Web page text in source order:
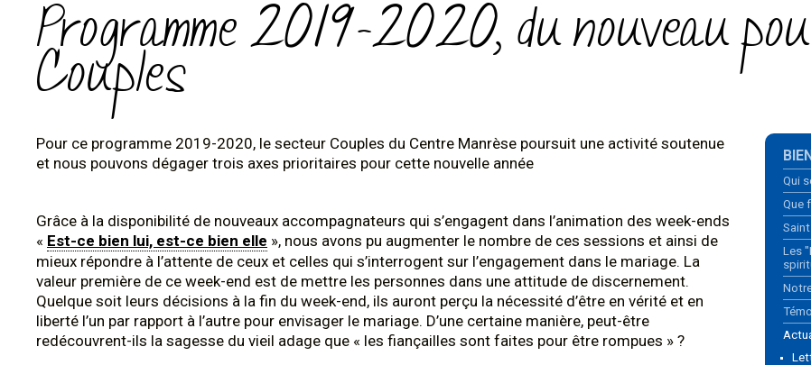
Programme 2019-2020, du nouveau
Couples
Pour ce programme 2019-2020, le secteur Couples du Centre Manrèse poursuit une activité soutenue
et nous pouvons dégager trois axes prioritaires pour cette nouvelle année
Grâce à la disponibilité de nouveaux accompagnateurs qui s’engagent dans l’animation des week-ends
« Est-ce bien lui, est-ce bien elle », nous avons pu augmenter le nombre de ces sessions et ainsi de
mieux répondre à l’attente de ceux et celles qui s’interrogent sur l’engagement dans le mariage. La
valeur première de ce week-end est de mettre les personnes dans une attitude de discernement.
Quelque soit leurs décisions à la fin du week-end, ils auront perçu la nécessité d’être en vérité et en
liberté l’un par rapport à l’autre pour envisager le mariage. D’une certaine manière, peut-être
redécouvrent-ils la sagesse du vieil adage que « les fiançailles sont faites pour être rompues » ?
Qui
Que
Les